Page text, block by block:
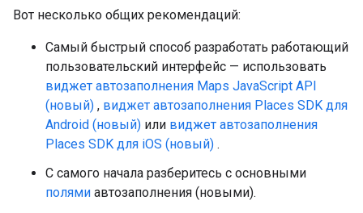
Вот несколько общих рекомендаций:
Самый быстрый способ разработать работающий
пользовательский интерфейс — использовать
виджет автозаполнения Maps JavaScript API
(новый) , виджет автозаполнения Places SDK для
Android (новый) или виджет автозаполнения
Places SDK для iOS (новый) .
С самого начала разберитесь с основными
полями автозаполнения (новыми).